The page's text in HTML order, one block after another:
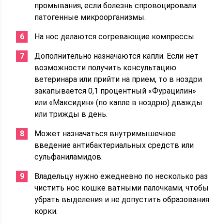
промывания, если болезнь спровоцировали
патогенные микроорганизмы.
На нос делаются согревающие компрессы.
Дополнительно назначаются капли. Если нет
возможности получить консультацию
ветеринара или прийти на прием, то в ноздри
закапывается 0,1 процентный «Фурацилин»
или «Максидин» (по капле в ноздрю) дважды
или трижды в день.
Может назначаться внутримышечное
введение антибактериальных средств или
сульфаниламидов.
Владельцу нужно ежедневно по несколько раз
чистить нос кошке ватными палочками, чтобы
убрать выделения и не допустить образования
корки.